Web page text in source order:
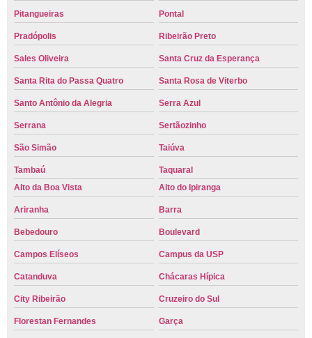
Pitangueiras Pontal
Pradópolis Ribeirão Preto
Sales Oliveira Santa Cruz da Esperança
Santa Rita do Passa Quatro Santa Rosa de Viterbo
Santo Antônio da Alegria Serra Azul
Serrana Sertãozinho
São Simão Taiúva
Tambaú
Taquaral
Alto da Boa Vista
Alto do Ipiranga
Ariranha Barra
Bebedouro Boulevard
Campos Elíseos Campus da USP
Catanduva Chácaras Hípica
City Ribeirão Cruzeiro do Sul
Florestan Fernandes Garça